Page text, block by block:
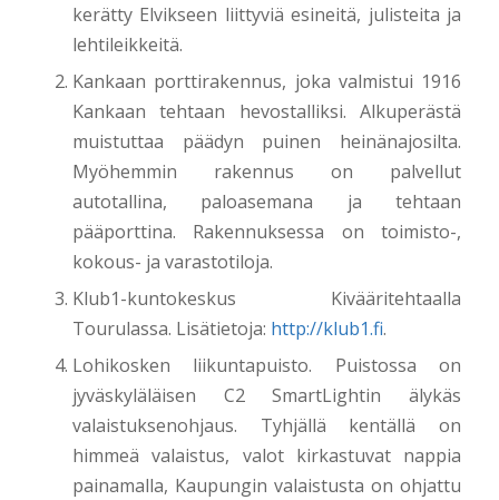
kerätty Elvikseen liittyviä esineitä, julisteita ja
lehtileikkeitä.
Kankaan porttirakennus, joka valmistui 1916
Kankaan tehtaan hevostalliksi. Alkuperästä
muistuttaa päädyn puinen heinänajosilta.
Myöhemmin rakennus on palvellut
autotallina, paloasemana ja tehtaan
pääporttina. Rakennuksessa on toimisto-,
kokous- ja varastotiloja.
Klub1-kuntokeskus Kivääritehtaalla
Tourulassa. Lisätietoja: http://klub1.fi.
Lohikosken liikuntapuisto. Puistossa on
jyväskyläläisen C2 SmartLightin älykäs
valaistuksenohjaus. Tyhjällä kentällä on
himmeä valaistus, valot kirkastuvat nappia
painamalla, Kaupungin valaistusta on ohjattu